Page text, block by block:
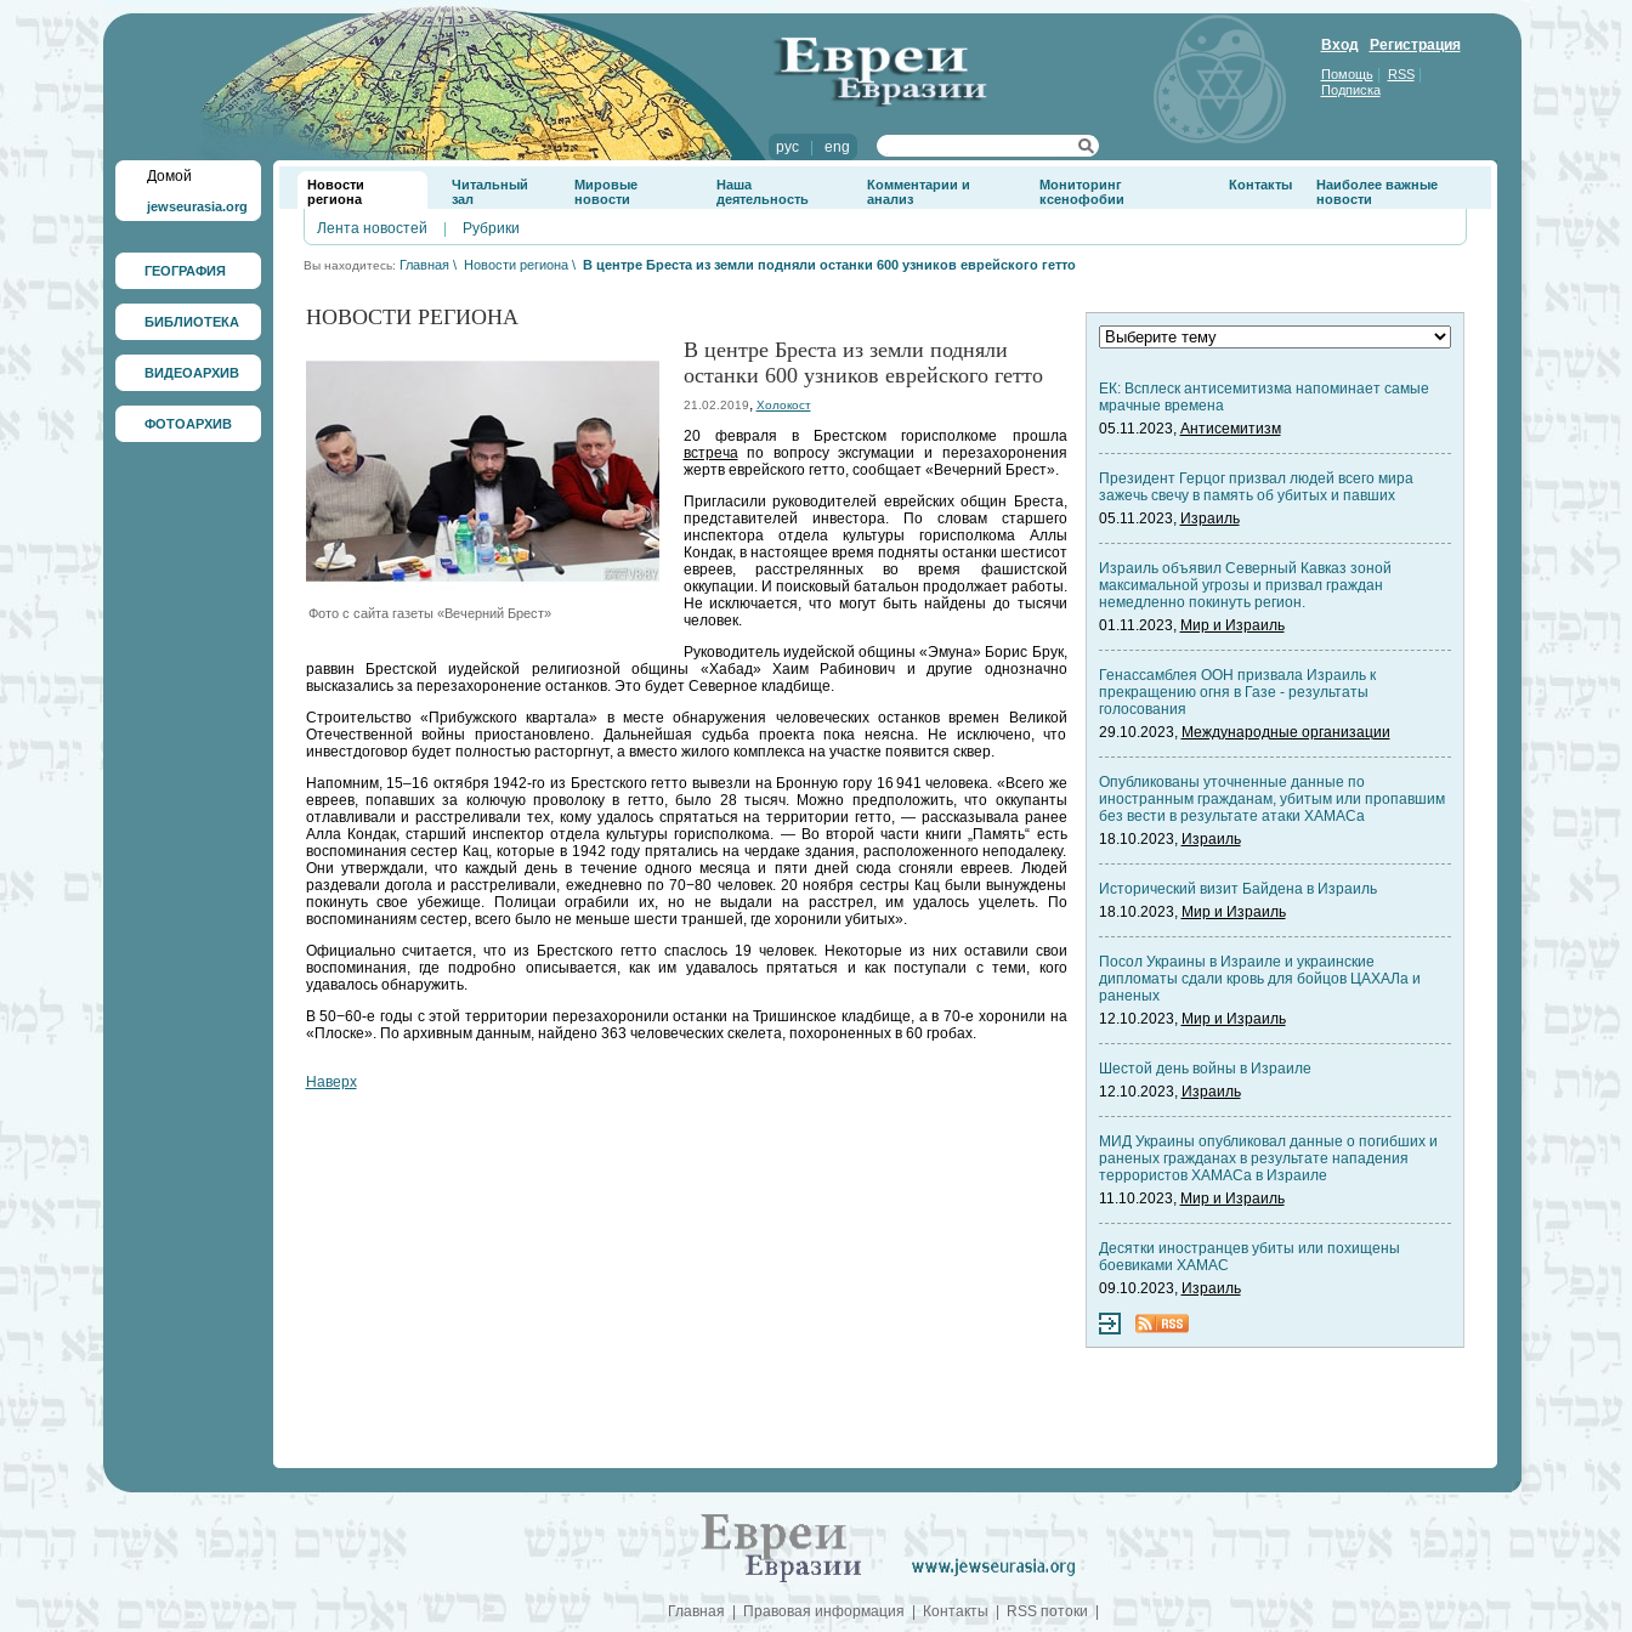
рус| eng
Вход Регистрация
Помощь| RSS|
Подписка
Домой
jewseurasia.org
ГЕОГРАФИЯ
БИБЛИОТЕКА
ВИДЕОАРХИВ
ФОТОАРХИВ
Новости
региона
Читальный
зал
Мировые
новости
Наша
деятельность
Комментарии и
анализ
Мониторинг
ксенофобии
Контакты
Наиболее важные
новости
Лента новостей Рубрики
Вы находитесь: Главная \ Новости региона \ В центре Бреста из земли подняли останки 600 узников еврейского гетто
НОВОСТИ РЕГИОНА
Фото с сайта газеты «Вечерний Брест»
В центре Бреста из земли подняли
останки 600 узников еврейского гетто
21.02.2019, Холокост
20 февраля в Брестском горисполкоме прошла
встречапо вопросу эксгумации и перезахоронения
жертв еврейского гетто, сообщает «Вечерний Брест».
Пригласили руководителей еврейских общин Бреста,
представителей инвестора. По словам старшего
инспектора отдела культуры горисполкома Аллы
Кондак, в настоящее время подняты останки шестисот
евреев, расстрелянных во время фашистской
оккупации. И поисковый батальон продолжает работы.
Не исключается, что могут быть найдены до тысячи
человек.
Руководитель иудейской общины «Эмуна» Борис Брук,
раввин Брестской иудейской религиозной общины «Хабад» Хаим Рабинович и другие однозначно
высказались за перезахоронение останков. Это будет Северное кладбище.
Строительство «Прибужского квартала» в месте обнаружения человеческих останков времен Великой
Отечественной войны приостановлено. Дальнейшая судьба проекта пока неясна. Не исключено, что
инвестдоговор будет полностью расторгнут, а вместо жилого комплекса на участке появится сквер.
Напомним, 15–16 октября 1942-го из Брестского гетто вывезли на Бронную гору 16 941 человека. «Всего же
евреев, попавших за колючую проволоку в гетто, было 28 тысяч. Можно предположить, что оккупанты
отлавливали и расстреливали тех, кому удалось спрятаться на территории гетто, — рассказывала ранее
Алла Кондак, старший инспектор отдела культуры горисполкома. — Во второй части книги „Память“ есть
воспоминания сестер Кац, которые в 1942 году прятались на чердаке здания, расположенного неподалеку.
Они утверждали, что каждый день в течение одного месяца и пяти дней сюда сгоняли евреев. Людей
раздевали догола и расстреливали, ежедневно по 70−80 человек. 20 ноября сестры Кац были вынуждены
покинуть свое убежище. Полицаи ограбили их, но не выдали на расстрел, им удалось уцелеть. По
воспоминаниям сестер, всего было не меньше шести траншей, где хоронили убитых».
Официально считается, что из Брестского гетто спаслось 19 человек. Некоторые из них оставили свои
воспоминания, где подробно описывается, как им удавалось прятаться и как поступали с теми, кого
удавалось обнаружить.
В 50−60-е годы с этой территории перезахоронили останки на Тришинское кладбище, а в 70-е хоронили на
«Плоске». По архивным данным, найдено 363 человеческих скелета, похороненных в 60 гробах.
Наверх
ЕК: Всплеск антисемитизма напоминает самые
мрачные времена
05.11.2023, Антисемитизм
Президент Герцог призвал людей всего мира
зажечь свечу в память об убитых и павших
05.11.2023, Израиль
Израиль объявил Северный Кавказ зоной
максимальной угрозы и призвал граждан
немедленно покинуть регион.
01.11.2023, Мир и Израиль
Генассамблея ООН призвала Израиль к
прекращению огня в Газе - результаты
голосования
29.10.2023, Международные организации
Опубликованы уточненные данные по
иностранным гражданам, убитым или пропавшим
без вести в результате атаки ХАМАСа
18.10.2023, Израиль
Исторический визит Байдена в Израиль
18.10.2023, Мир и Израиль
Посол Украины в Израиле и украинские
дипломаты сдали кровь для бойцов ЦАХАЛа и
раненых
12.10.2023, Мир и Израиль
Шестой день войны в Израиле
12.10.2023, Израиль
МИД Украины опубликовал данные о погибших и
раненых гражданах в результате нападения
террористов ХАМАСа в Израиле
11.10.2023, Мир и Израиль
Десятки иностранцев убиты или похищены
боевиками ХАМАС
09.10.2023, Израиль
Главная Правовая информация Контакты RSS потоки